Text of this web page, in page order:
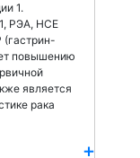
1.
РЭА, НСЕ
(гастрин-
повышению
является
рака